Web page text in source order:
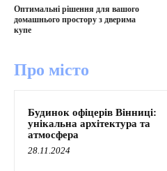
Оптимальні рішення для вашого
домашнього простору з дверима
купе
Про місто
Будинок офіцерів Вінниці:
унікальна архітектура та
атмосфера
28.11.2024